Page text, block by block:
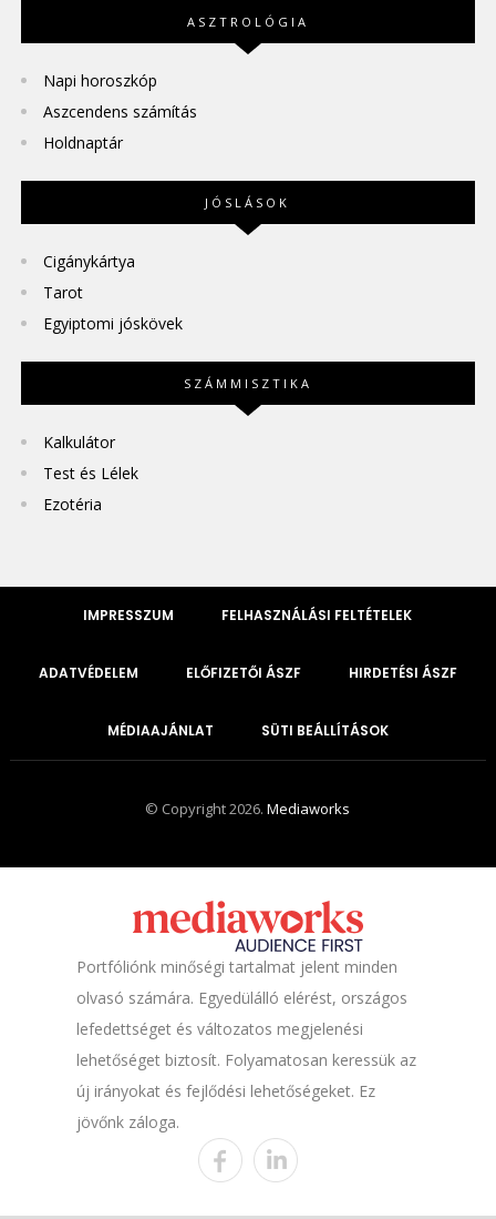
ASZTROLÓGIA
Napi horoszkóp
Aszcendens számítás
Holdnaptár
JÓSLÁSOK
Cigánykártya
Tarot
Egyiptomi jóskövek
SZÁMMISZTIKA
Kalkulátor
Test és Lélek
Ezotéria
IMPRESSZUM FELHASZNÁLÁSI FELTÉTELEK
ADATVÉDELEM ELŐFIZETŐI ÁSZF HIRDETÉSI ÁSZF
MÉDIAAJÁNLAT SÜTI BEÁLLÍTÁSOK
© Copyright 2026.Mediaworks
Portfóliónk minőségi tartalmat jelent minden
olvasó számára. Egyedülálló elérést, országos
lefedettséget és változatos megjelenési
lehetőséget biztosít. Folyamatosan keressük az
új irányokat és fejlődési lehetőségeket. Ez
jövőnk záloga.